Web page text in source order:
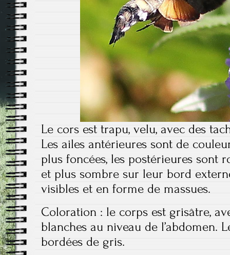
Le cors est trapu, velu, avec des
Les ailes antérieures sont de
plus foncées, les postérieures sont
et plus sombre sur leur bord
visibles et en forme de massues.
Coloration : le corps est grisâtre,
blanches au niveau de l’abdomen.
bordées de gris.